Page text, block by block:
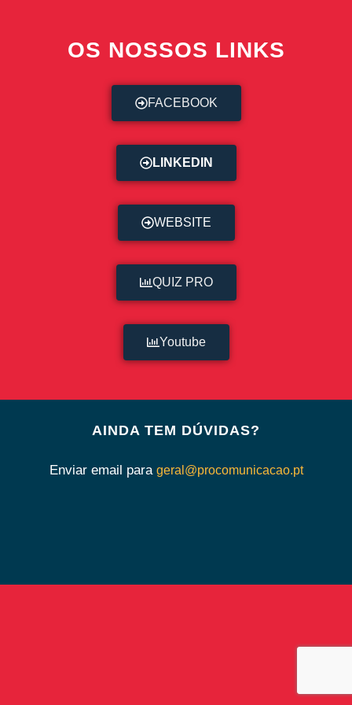
OS NOSSOS LINKS
FACEBOOK
LINKEDIN
WEBSITE
QUIZ PRO
Youtube
AINDA TEM DÚVIDAS?
Enviar email para geral@procomunicacao.pt